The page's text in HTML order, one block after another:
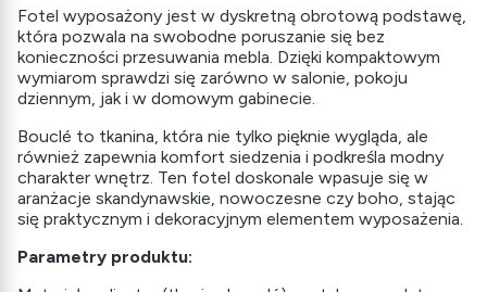
Fotel wyposażony jest w dyskretną obrotową podstawę,
która pozwala na swobodne poruszanie się bez
konieczności przesuwania mebla. Dzięki kompaktowym
wymiarom sprawdzi się zarówno w salonie, pokoju
dziennym, jak i w domowym gabinecie.
Bouclé to tkanina, która nie tylko pięknie wygląda, ale
również zapewnia komfort siedzenia i podkreśla modny
charakter wnętrz. Ten fotel doskonale wpasuje się w
aranżacje skandynawskie, nowoczesne czy boho, stając
się praktycznym i dekoracyjnym elementem wyposażenia.
Parametry produktu: